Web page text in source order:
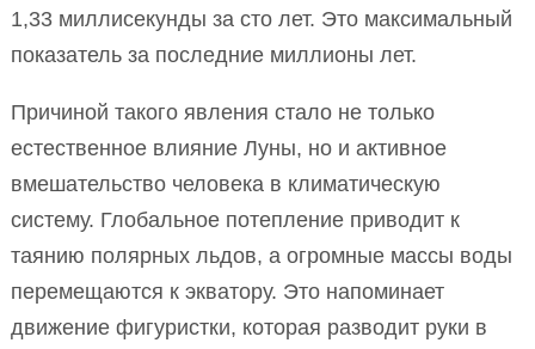
1,33 миллисекунды за сто лет. Это максимальный
показатель за последние миллионы лет.
Причиной такого явления стало не только
естественное влияние Луны, но и активное
вмешательство человека в климатическую
систему. Глобальное потепление приводит к
таянию полярных льдов, а огромные массы воды
перемещаются к экватору. Это напоминает
движение фигуристки, которая разводит руки в